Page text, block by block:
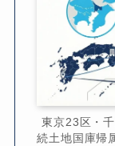
東京23区・
続土地国庫帰